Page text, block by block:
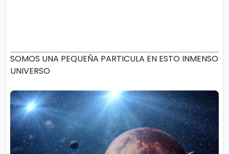
SOMOS UNA PEQUEÑA PARTICULA EN ESTO INMENSO
UNIVERSO